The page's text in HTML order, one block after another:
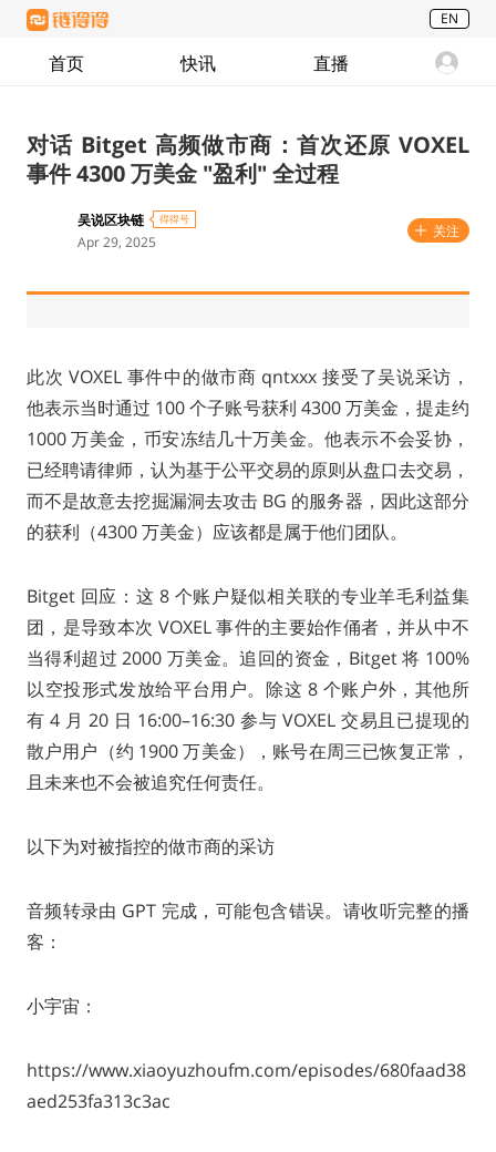
EN
首页 快讯 直播
对话 Bitget 高频做市商：首次还原 VOXEL
事件 4300 万美金 "盈利" 全过程
吴说区块链 得得号
Apr 29, 2025
关注
此次 VOXEL 事件中的做市商 qntxxx 接受了吴说采访，
他表示当时通过 100 个子账号获利 4300 万美金，提走约
1000 万美金，币安冻结几十万美金。他表示不会妥协，
已经聘请律师，认为基于公平交易的原则从盘口去交易，
而不是故意去挖掘漏洞去攻击 BG 的服务器，因此这部分
的获利（4300 万美金）应该都是属于他们团队。
Bitget 回应：这 8 个账户疑似相关联的专业羊毛利益集
团，是导致本次 VOXEL 事件的主要始作俑者，并从中不
当得利超过 2000 万美金。追回的资金，Bitget 将 100%
以空投形式发放给平台用户。除这 8 个账户外，其他所
有 4 月 20 日 16:00–16:30 参与 VOXEL 交易且已提现的
散户用户（约 1900 万美金），账号在周三已恢复正常，
且未来也不会被追究任何责任。
以下为对被指控的做市商的采访
音频转录由 GPT 完成，可能包含错误。请收听完整的播
客：
小宇宙：
https://www.xiaoyuzhoufm.com/episodes/680faad38
aed253fa313c3ac